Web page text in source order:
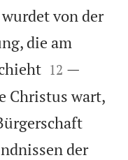
von der
die am

12 —
Christus wart,
der